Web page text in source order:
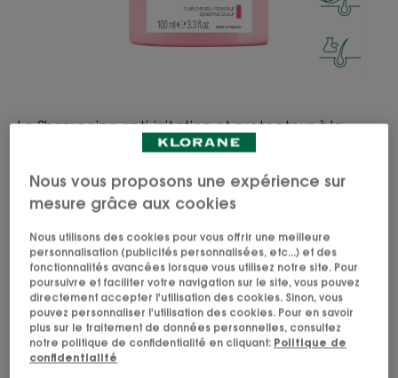
Le Shampoing anti-irritation et protecteur à la
Pivoine médicinale Bio lave, protège et apporte
heures** au cuir chevelu sensible.
Apaise immédiatement, parfum relaxant.
Nettoyant, apaisant, protecteur
Flacon Flacon
400ml Flacon
200ml Flacon
100ml
Nous vous proposons une expérience sur
mesure grâce aux cookies
Nous utilisons des cookies pour vous offrir une meilleure
personnalisation (publicités personnalisées, etc...) et des
fonctionnalités avancées lorsque vous utilisez notre site. Pour
poursuivre et faciliter votre navigation sur le site, vous pouvez
directement accepter l'utilisation des cookies. Sinon, vous
pouvez personnaliser l'utilisation des cookies. Pour en savoir
plus sur le traitement de données personnelles, consultez
notre politique de confidentialité en cliquant: Politique de
confidentialité